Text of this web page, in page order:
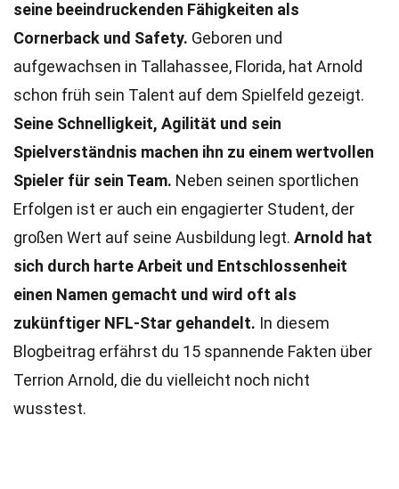
seine beeindruckenden Fähigkeiten als
Cornerback und Safety. Geboren und
aufgewachsen in Tallahassee, Florida, hat Arnold
schon früh sein Talent auf dem Spielfeld gezeigt.
Seine Schnelligkeit, Agilität und sein
Spielverständnis machen ihn zu einem wertvollen
Spieler für sein Team. Neben seinen sportlichen
Erfolgen ist er auch ein engagierter Student, der
großen Wert auf seine Ausbildung legt. Arnold hat
sich durch harte Arbeit und Entschlossenheit
einen Namen gemacht und wird oft als
zukünftiger NFL-Star gehandelt. In diesem
Blogbeitrag erfährst du 15 spannende Fakten über
Terrion Arnold, die du vielleicht noch nicht
wusstest.